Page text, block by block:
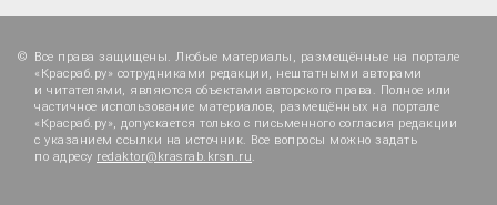
Все права защищены. Любые материалы, размещённые на портале
«Красраб.ру» сотрудниками редакции, нештатными авторами
и читателями, являются объектами авторского права. Полное или
частичное использование материалов, размещённых на портале
«Красраб.ру», допускается только с письменного согласия редакции
с указанием ссылки на источник. Все вопросы можно задать
по адресу redaktor@krasrab.krsn.ru